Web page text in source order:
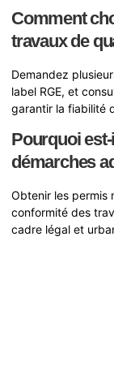
Comment
travaux de
Demandez
label RGE, et
garantir la fiabilité
Pourquoi
démarches
Obtenir les permis
conformité des
cadre légal et